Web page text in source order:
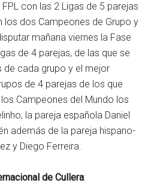
con las 2 Ligas de 5 parejas
dos Campeones de Grupo y
mañana viernes la Fase
de 4 parejas, de las que se
cada grupo y el mejor
de 4 parejas de los que
Campeones del Mundo los
la pareja española Daniel
además de la pareja hispano-
y Diego Ferreira.
de Cullera: